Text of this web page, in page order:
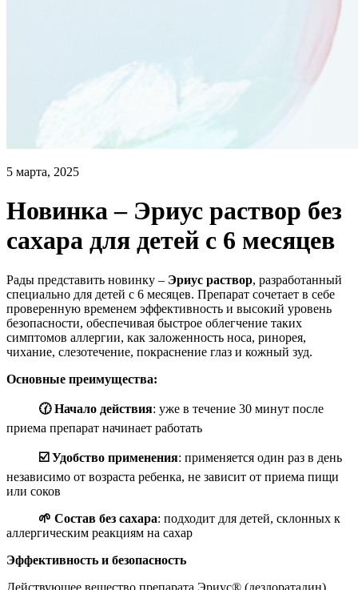
5 марта, 2025
Новинка – Эриус раствор без
сахара для детей с 6 месяцев
Рады представить новинку – Эриус раствор, разработанный
специально для детей с 6 месяцев. Препарат сочетает в себе
проверенную временем эффективность и высокий уровень
безопасности, обеспечивая быстрое облегчение таких
симптомов аллергии, как заложенность носа, ринорея,
чихание, слезотечение, покраснение глаз и кожный зуд.
Основные преимущества:
🕜 Начало действия: уже в течение 30 минут после
приема препарат начинает работать
☑️ Удобство применения: применяется один раз в день
независимо от возраста ребенка, не зависит от приема пищи
или соков
🌱 Состав без сахара: подходит для детей, склонных к
аллергическим реакциям на сахар
Эффективность и безопасность
Действующее вещество препарата Эриус® (дезлоратадин)